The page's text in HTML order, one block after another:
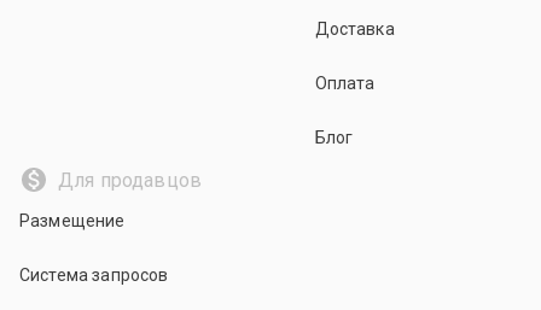
Доставка
Оплата
Блог
Для продавцов
Размещение
Система запросов